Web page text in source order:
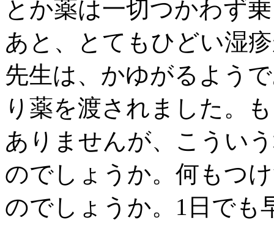
とか薬は一切つかわず
あと、とてもひどい湿
先生は、かゆがるよう
り薬を渡されました。
ありませんが、こうい
のでしょうか。何もつ
のでしょうか。1日でも